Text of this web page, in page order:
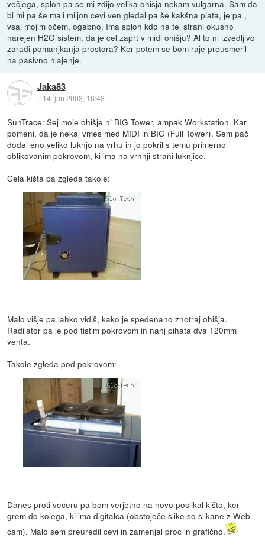
večjega, sploh pa se mi zdijo velika ohišja nekam vulgarna. Sam da
bi mi pa še mali miljon cevi ven gledal pa še kakšna plata, je pa ,
vsaj mojim očem, ogabno. Ima sploh kdo na tej strani okusno
narejen H2O sistem, da je cel zaprt v midi ohišju? Al to ni izvedljivo
zaradi pomanjkanja prostora? Ker potem se bom raje preusmeril
na pasivno hlajenje.
Jaka83
:: 14. jun 2003, 16:43
SunTrace: Sej moje ohišje ni BIG Tower, ampak Workstation. Kar
pomeni, da je nekaj vmes med MIDI in BIG (Full Tower). Sem pač
dodal eno veliko luknjo na vrhu in jo pokril s temu primerno
oblikovanim pokrovom, ki ima na vrhnji strani luknjice.
Cela kišta pa zgleda takole:
Malo višje pa lahko vidiš, kako je spedenano znotraj ohišja.
Radijator pa je pod tistim pokrovom in nanj pihata dva 120mm
venta.
Takole zgleda pod pokrovom:
Danes proti večeru pa bom verjetno na novo poslikal kišto, ker
grem do kolega, ki ima digitalca (obstoječe slike so slikane z Web-
cam). Malo sem preuredil cevi in zamenjal proc in grafično.